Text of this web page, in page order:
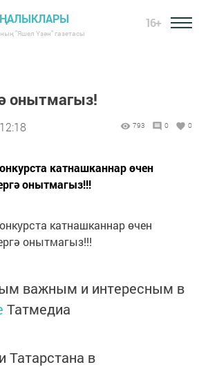
"Яшел Үзән" газетасы
16+
онытмагыз!
793 0 0
катнашканнар өчен
онытмагыз!!!
катнашканнар өчен
онытмагыз!!!
важным и интересным в
Татмедиа
Татарстана в